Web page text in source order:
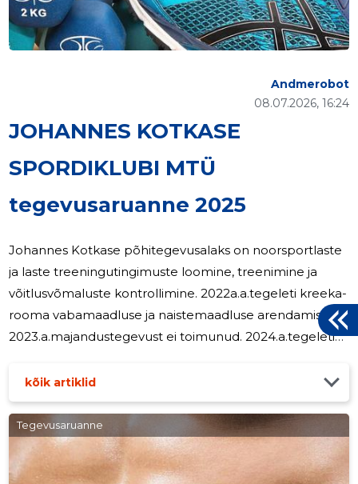
JOHANNES KOTKASE
SPORDIKLUBI MTÜ
tegevusaruanne 2025
08.07.2026, 16:24
Andmerobot
Johannes Kotkase põhitegevusalaks on noorsportlaste
ja laste treeningutingimuste loomine, treenimine ja
võitlusvõmaluste kontrollimine. 2022a.a.tegeleti kreeka-
rooma vabamaadluse ja naistemaadluse arendamisega.
2023.a.majandustegevust ei toimunud. 2024.a.tegeleti
naistemaadluse arendamisega. oimusid spordiklubi
üritused. Aruandeaastal ei olnud Johannes Kokas
Spordiklubis ühtegi täiskohaga töötajat. Juhatusele
töötasu ei makstud.
kõik artiklid
Tegevusaruanne